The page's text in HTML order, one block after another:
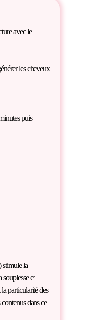
avec le
les cheveux
puis
stimule la
et
particularité des
dans ce